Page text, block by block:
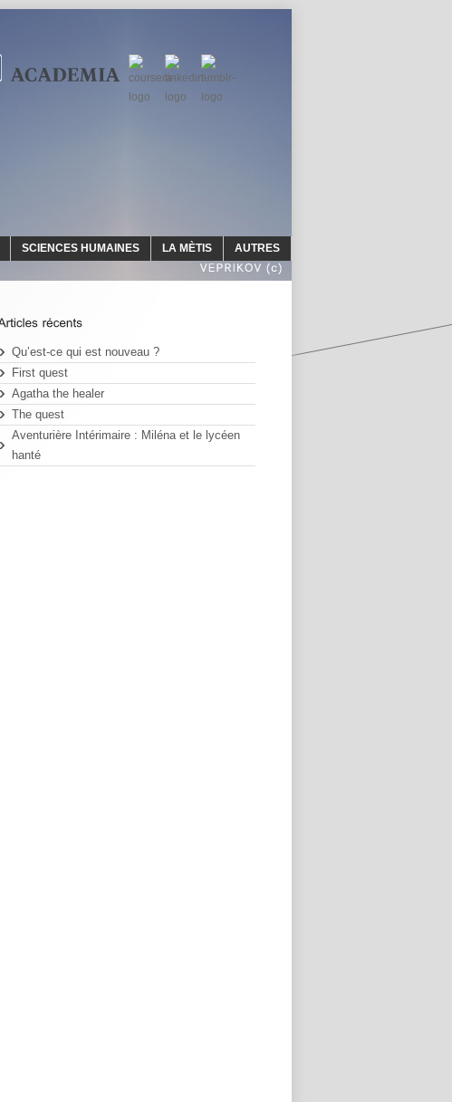
SCIENCES HUMAINES LA MÈTIS AUTRES
Qu’est-ce qui est nouveau ?
First quest
Agatha the healer
The quest
Aventurière Intérimaire : Miléna et le lycéen
hanté